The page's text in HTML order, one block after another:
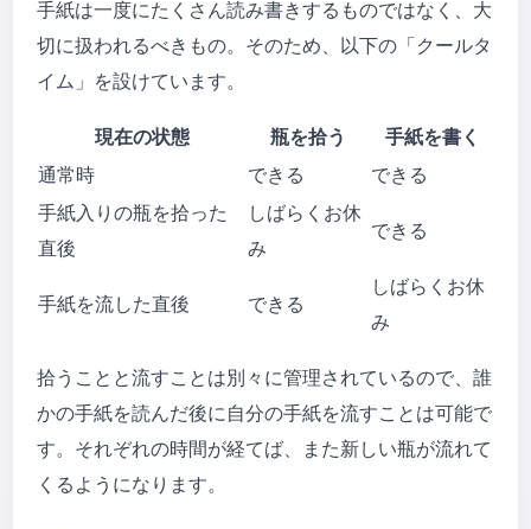
手紙は一度にたくさん読み書きするものではなく、大
切に扱われるべきもの。そのため、以下の「クールタ
イム」を設けています。
現在の状態 瓶を拾う
手紙を書く
通常時
できる
できる
手紙入りの瓶を拾った
直後
しばらくお休
み
できる
手紙を流した直後 できる
しばらくお休
み
拾うことと流すことは別々に管理されているので、誰
かの手紙を読んだ後に自分の手紙を流すことは可能で
す。それぞれの時間が経てば、また新しい瓶が流れて
くるようになります。